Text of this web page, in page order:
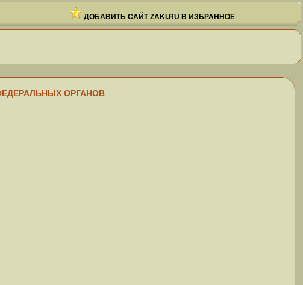
ДОБАВИТЬ САЙТ ZAKI.RU В ИЗБРАННОЕ
ФЕДЕРАЛЬНЫХ ОРГАНОВ